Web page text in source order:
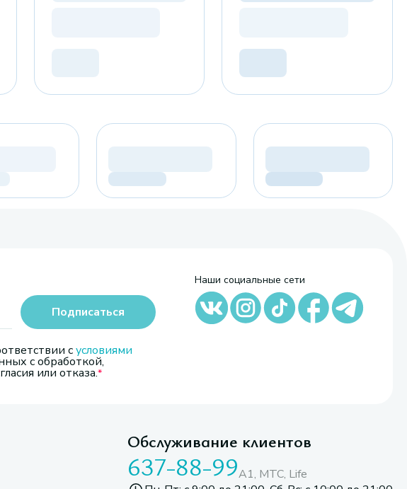
сусловиями
с обработкой,
или отказа.
Подписаться
Наши социальные сети
Обслуживание клиентов
637-88-99A1, МТС, Life